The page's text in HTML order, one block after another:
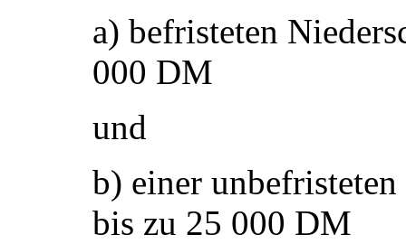
a) befristeten
000 DM
und
b) einer
bis zu 25 000 DM